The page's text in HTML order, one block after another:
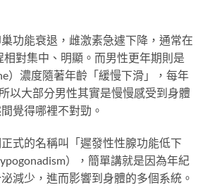
功能衰退，雌激素急遽下降，通常在
對集中、明顯。而男性更年期則是
）濃度隨著年齡「緩慢下滑」，每年
以大部分男性其實是慢慢感受到身體
覺得哪裡不對勁。
式的名稱叫「遲發性性腺功能低下
），簡單講就是因為年紀
減少，進而影響到身體的多個系統。